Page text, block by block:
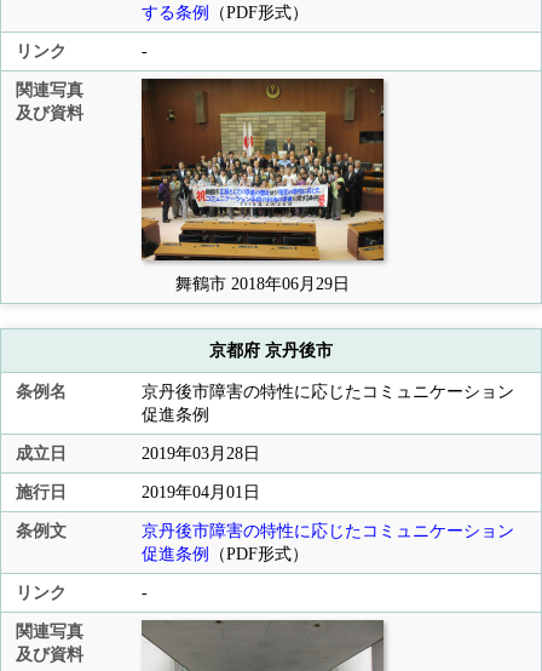
する条例
（PDF形式）
リンク -
関連写真
及び資料
舞鶴市 2018年06月29日
京都府 京丹後市
条例名
京丹後市障害の特性に応じたコミュニケーション
促進条例
成立日 2019年03月28日
施行日 2019年04月01日
条例文
京丹後市障害の特性に応じたコミュニケーション
促進条例
（PDF形式）
リンク -
関連写真
及び資料